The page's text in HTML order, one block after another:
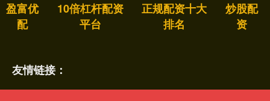
盈富优
配
10倍杠杆配资
平台
正规配资十大
排名
炒股配
资
友情链接：